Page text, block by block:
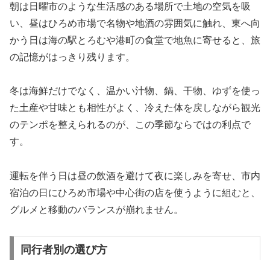
朝は日曜市のような生活感のある場所で土地の空気を吸
い、昼はひろめ市場で名物や地酒の雰囲気に触れ、東へ向
かう日は海の駅とろむや港町の食堂で地魚に寄せると、旅
の記憶がはっきり残ります。
冬は海鮮だけでなく、温かい汁物、鍋、干物、ゆずを使っ
た土産や甘味とも相性がよく、冷えた体を戻しながら観光
のテンポを整えられるのが、この季節ならではの利点で
す。
運転を伴う日は昼の飲酒を避けて夜に楽しみを寄せ、市内
宿泊の日にひろめ市場や中心街の店を使うように組むと、
グルメと移動のバランスが崩れません。
同行者別の選び方